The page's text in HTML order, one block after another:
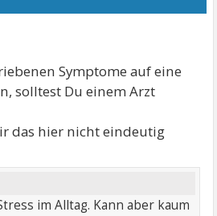
Symptome auf eine
solltest Du einem Arzt
das hier nicht eindeutig
im Alltag. Kann aber kaum